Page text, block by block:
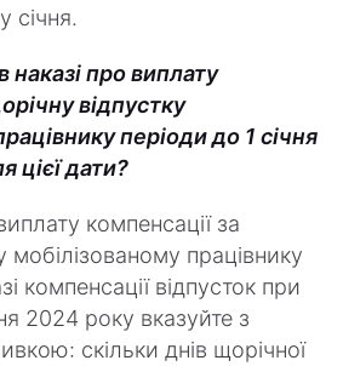
січня.
наказі про виплату
відпустку
періоди до 1 січня
цієї дати?
компенсації за
мобілізованому працівнику
компенсації відпусток при
2024 року вказуйте з
скільки днів щорічної